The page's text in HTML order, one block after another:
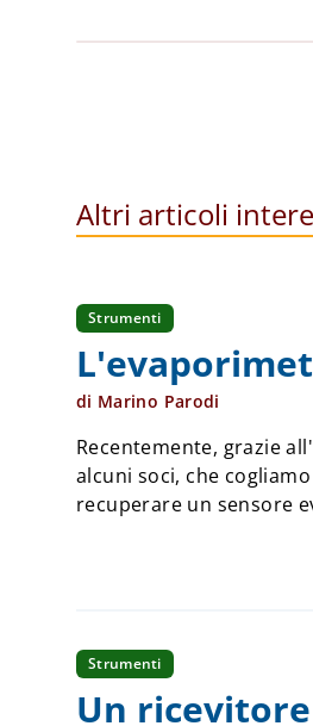
Altri articoli
Strumenti
di Marino Parodi
Recentemente, grazie
alcuni soci, che
recuperare un sensore
Strumenti
Un